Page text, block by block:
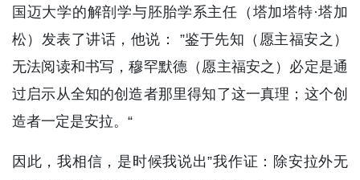
国迈大学的解剖学与胚胎学系主任（塔加塔特·塔加
松）发表了讲话，他说： ”鉴于先知（愿主福安之）
无法阅读和书写，穆罕默德（愿主福安之）必定是通
过启示从全知的创造者那里得知了这一真理；这个创
造者一定是安拉。“
因此，我相信，是时候我说出”我作证：除安拉外无